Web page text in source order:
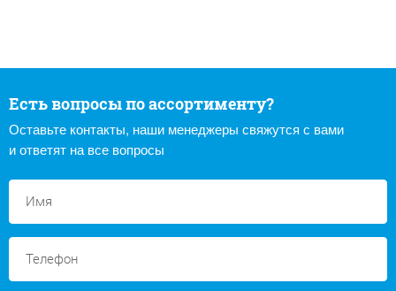
Есть вопросы по ассортименту?
Оставьте контакты, наши менеджеры свяжутся с вами
и ответят на все вопросы